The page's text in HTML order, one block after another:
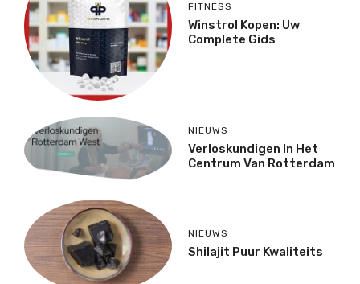
FITNESS
Winstrol Kopen: Uw
Complete Gids
NIEUWS
Verloskundigen In Het
Centrum Van Rotterdam
NIEUWS
Shilajit Puur Kwaliteits